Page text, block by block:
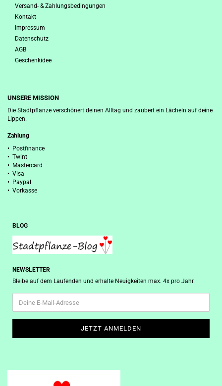
Versand- & Zahlungsbedingungen
Kontakt
Impressum
Datenschutz
AGB
Geschenkidee
UNSERE MISSION
Die Stadtpflanze verschönert deinen Alltag und zaubert ein Lächeln auf deine
Lippen.
Zahlung
• Postfinance
• Twint
• Mastercard
• Visa
• Paypal
• Vorkasse
BLOG
NEWSLETTER
Bleibe auf dem Laufenden und erhalte Neuigkeiten max. 4x pro Jahr.